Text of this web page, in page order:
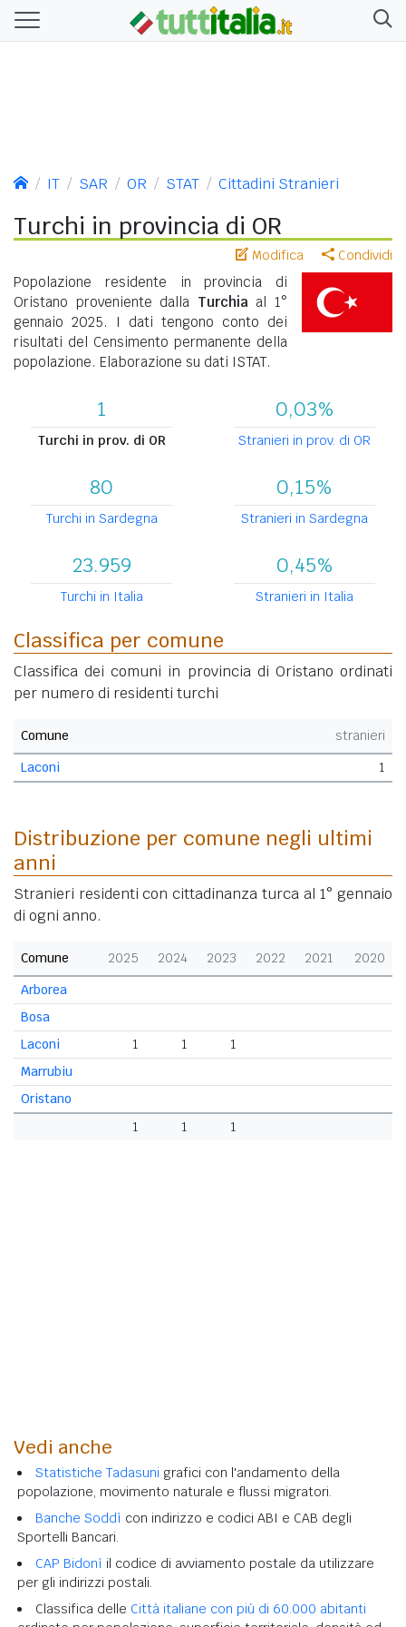
IT SAR OR STAT Cittadini Stranieri
Turchi in provincia di OR
Modifica Condividi
Popolazione residente in provincia di
Oristano proveniente dalla Turchia al 1°
gennaio 2025. I dati tengono conto dei
risultati del Censimento permanente della
popolazione. Elaborazione su dati ISTAT.
1
Turchi in prov. di OR
0,03%
Stranieri in prov. di OR
80
Turchi in Sardegna
0,15%
Stranieri in Sardegna
23.959
Turchi in Italia
0,45%
Stranieri in Italia
Classifica per comune
Classifica dei comuni in provincia di Oristano ordinati
per numero di residenti turchi
Comune
stranieri
Laconi
1
Distribuzione per comune negli ultimi
anni
Stranieri residenti con cittadinanza turca al 1° gennaio
di ogni anno.
Comune 2025 2024 2023 2022 2021
2020
Arborea
Bosa
Laconi
1 1
1
Marrubiu
Oristano
1
1 1
Vedi anche
Statistiche Tadasuni grafici con l'andamento della
popolazione, movimento naturale e flussi migratori.
Banche Soddì con indirizzo e codici ABI e CAB degli
Sportelli Bancari.
CAP Bidonì il codice di avviamento postale da utilizzare
per gli indirizzi postali.
Classifica delle Città italiane con più di 60.000 abitanti